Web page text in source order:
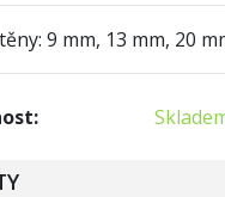
9 mm, 13 mm, 20